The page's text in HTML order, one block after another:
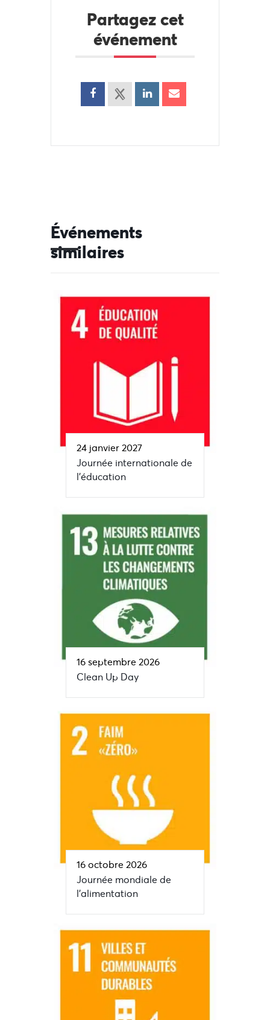
Partagez cet
événement
Événements
similaires
24 janvier 2027
Journée internationale de
l’éducation
16 septembre 2026
Clean Up Day
16 octobre 2026
Journée mondiale de
l’alimentation